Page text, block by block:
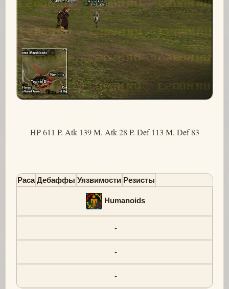
HP 611 P. Atk 139 M. Atk 28 P. Def 113 M. Def 83
Раса Дебаффы Уязвимости Резисты
Humanoids
-
-
-